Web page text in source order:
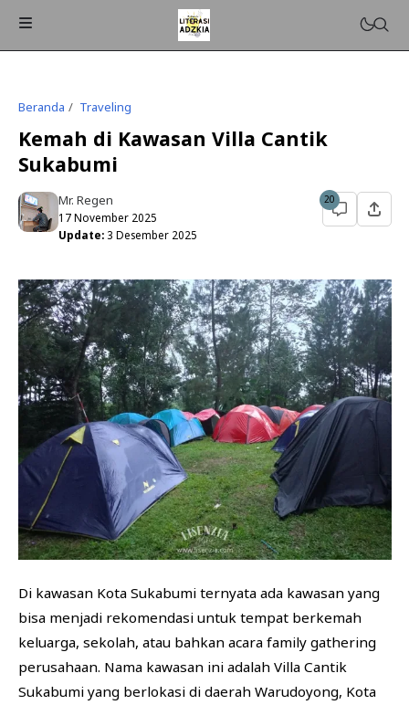
ISLAMPEDIA
PENDIDIKAN
BISNIS
FINANSIAL
KESEHATAN
Beranda Traveling
Kemah di Kawasan Villa Cantik
Sukabumi
Mr. Regen
17 November 2025
Update: 3 Desember 2025
20
Di kawasan Kota Sukabumi ternyata ada kawasan yang
bisa menjadi rekomendasi untuk tempat berkemah
keluarga, sekolah, atau bahkan acara family gathering
perusahaan. Nama kawasan ini adalah Villa Cantik
Sukabumi yang berlokasi di daerah Warudoyong, Kota